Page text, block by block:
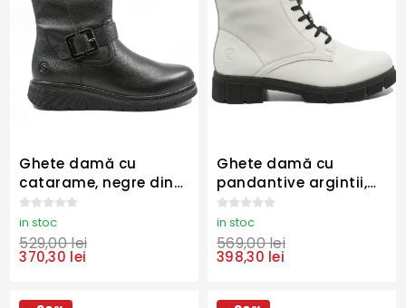
Ghete damă cu
catarame, negre din
piele naturală
granulată REMD3980-
00
in stoc
529,00 lei
370,30 lei
Ghete damă cu
pandantive argintii,
albe din piele naturală
REMD2S73-80
in stoc
569,00 lei
398,30 lei